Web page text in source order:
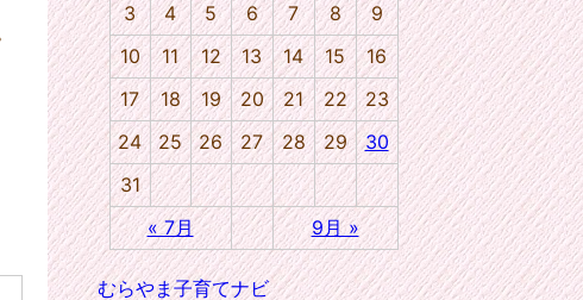
3
4 5 6 7 8
9
10
11 12 13 14 15
16
17
18 19 20 21 22
23
24
25 26 27 28 29
30
31
« 7月
9月 »
むらやま子育てナビ